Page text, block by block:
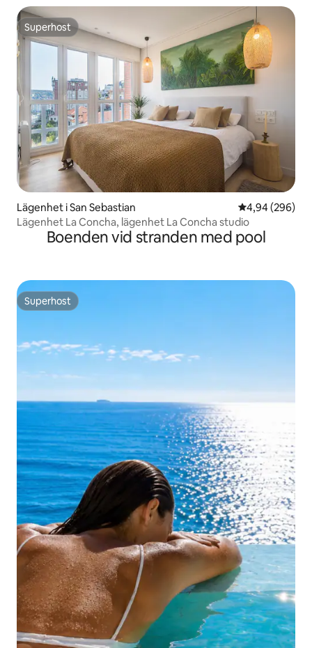
Superhost
Superhost
Lägenhet i San Sebastian 4,94 av 5 i
4,94 (296)
Lägenhet La Concha, lägenhet La Concha studio
Boenden vid stranden med pool
Superhost
Superhost